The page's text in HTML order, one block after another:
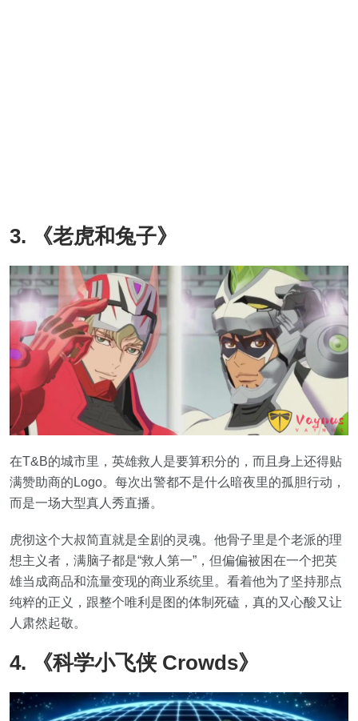
3. 《老虎和兔子》
在T&B的城市里，英雄救人是要算积分的，而且身上还得贴
满赞助商的Logo。每次出警都不是什么暗夜里的孤胆行动，
而是一场大型真人秀直播。
虎彻这个大叔简直就是全剧的灵魂。他骨子里是个老派的理
想主义者，满脑子都是“救人第一”，但偏偏被困在一个把英
雄当成商品和流量变现的商业系统里。看着他为了坚持那点
纯粹的正义，跟整个唯利是图的体制死磕，真的又心酸又让
人肃然起敬。
4. 《科学小飞侠 Crowds》